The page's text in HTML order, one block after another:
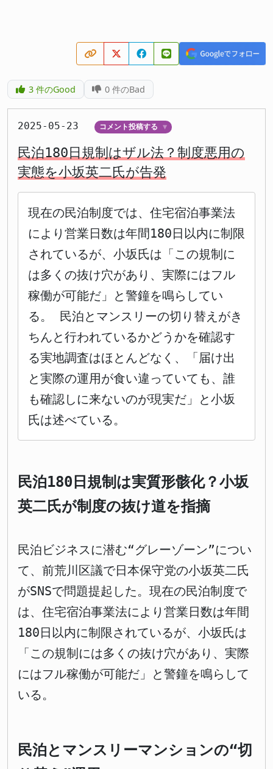
3件のGood 0 件のBad
2025-05-23 コメント投稿する ▼
民泊180日規制はザル法？制度悪用の
実態を小坂英二氏が告発
現在の民泊制度では、住宅宿泊事業法
により営業日数は年間180日以内に制限
されているが、小坂氏は「この規制に
は多くの抜け穴があり、実際にはフル
稼働が可能だ」と警鐘を鳴らしてい
る。 民泊とマンスリーの切り替えがき
ちんと行われているかどうかを確認す
る実地調査はほとんどなく、「届け出
と実際の運用が食い違っていても、誰
も確認しに来ないのが現実だ」と小坂
氏は述べている。
民泊180日規制は実質形骸化？小坂
英二氏が制度の抜け道を指摘
民泊ビジネスに潜む“グレーゾーン”につい
て、前荒川区議で日本保守党の小坂英二氏
がSNSで問題提起した。現在の民泊制度で
は、住宅宿泊事業法により営業日数は年間
180日以内に制限されているが、小坂氏は
「この規制には多くの抜け穴があり、実際
にはフル稼働が可能だ」と警鐘を鳴らして
いる。
民泊とマンスリーマンションの“切